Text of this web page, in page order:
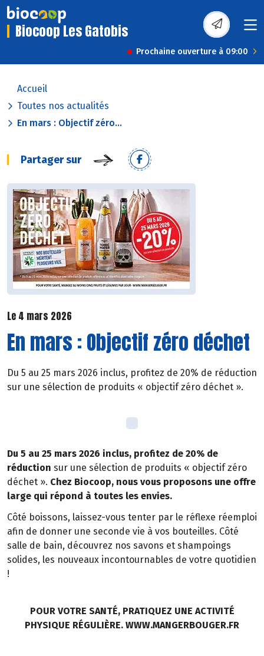
Biocoop Les Gatobis
Prochaine ouverture à 09:00
Accueil
Toutes nos actualités
En mars : Objectif zéro...
Partager sur
Le 4 mars 2026
En mars : Objectif zéro déchet
Du 5 au 25 mars 2026 inclus, profitez de 20% de réduction
sur une sélection de produits « objectif zéro déchet ».
Du 5 au 25 mars 2026 inclus, profitez de 20% de
réduction sur une sélection de produits « objectif zéro
déchet ». Chez Biocoop, nous vous proposons une offre
large qui répond à toutes les envies.
Côté boissons, laissez-vous tenter par le réflexe réemploi
afin de donner une seconde vie à vos bouteilles. Côté
salle de bain, découvrez nos savons et shampoings
solides, les nouveaux incontournables de votre quotidien
!
POUR VOTRE SANTÉ, PRATIQUEZ UNE ACTIVITÉ
PHYSIQUE RÉGULIÈRE. WWW.MANGERBOUGER.FR